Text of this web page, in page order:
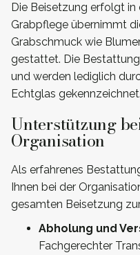
Die Beisetzung erfolgt
Grabpflege übernimmt
Grabschmuck wie
gestattet. Die
und werden lediglich
Echtglas gekennzeichnet.
Unterstützung
Organisation
Als erfahrenes
Ihnen bei der
gesamten Beisetzung
Abholung und
Fachgerechter